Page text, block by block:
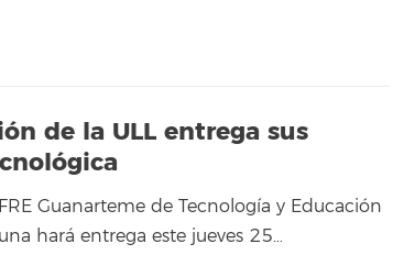
de la ULL entrega sus
Guanarteme de Tecnología y Educación
hará entrega este jueves 25…